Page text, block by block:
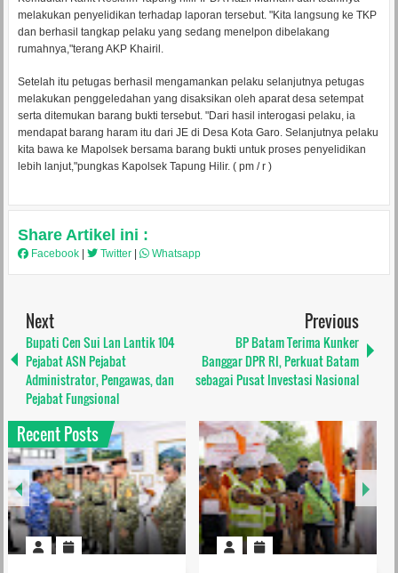
melakukan penyelidikan terhadap laporan tersebut. "Kita langsung ke TKP
dan berhasil tangkap pelaku yang sedang menelpon dibelakang
rumahnya,"terang AKP Khairil.
Setelah itu petugas berhasil mengamankan pelaku selanjutnya petugas
melakukan penggeledahan yang disaksikan oleh aparat desa setempat
serta ditemukan barang bukti tersebut. "Dari hasil interogasi pelaku, ia
mendapat barang haram itu dari JE di Desa Kota Garo. Selanjutnya pelaku
kita bawa ke Mapolsek bersama barang bukti untuk proses penyelidikan
lebih lanjut,"pungkas Kapolsek Tapung Hilir. ( pm / r )
Share Artikel ini :
Facebook Twitter Whatsapp
Next
Bupati Cen Sui Lan Lantik 104
Pejabat ASN Pejabat
Administrator, Pengawas, dan
Pejabat Fungsional
Previous
BP Batam Terima Kunker
Banggar DPR RI, Perkuat Batam
sebagai Pusat Investasi Nasional
Recent Posts